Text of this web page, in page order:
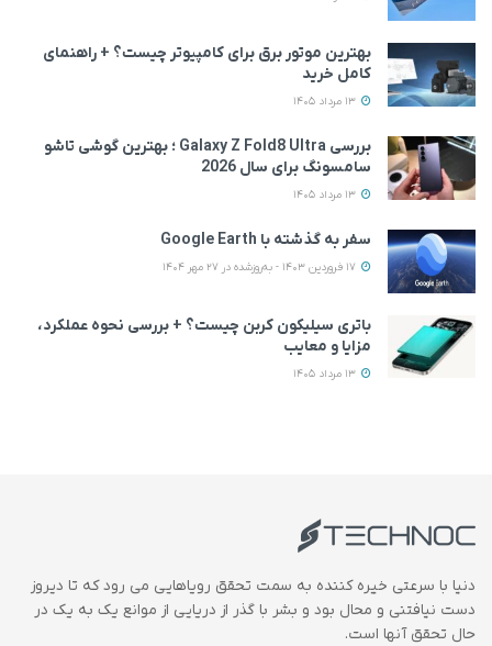
بهترین موتور برق برای کامپیوتر چیست؟ + راهنمای
کامل خرید
بررسی Galaxy Z Fold8 Ultra ؛ بهترین گوشی تاشو
سامسونگ برای سال 2026
سفر به گذشته با Google Earth
باتری سیلیکون کربن چیست؟ + بررسی نحوه عملکرد،
مزایا و معایب
دنیا با سرعتی خیره کننده به سمت تحقق رویاهایی می رود که تا دیروز
دست نیافتنی و محال بود و بشر با گذر از دریایی از موانع یک به یک در
حال تحقق آنها است.